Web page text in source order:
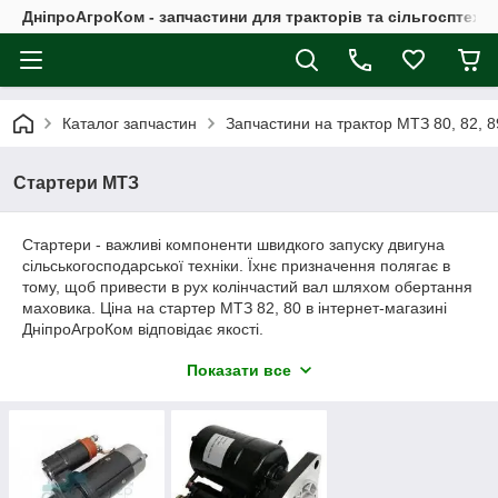
ДніпроАгроКом - запчастини для тракторів та
Каталог запчастин Запчастини на трактор МТЗ 80, 82,
Стартери МТЗ
Стартери - важливі компоненти швидкого запуску двигуна
сільськогосподарської техніки. Їхнє призначення полягає в
тому, щоб привести в рух колінчастий вал шляхом обертання
маховика. Ціна на стартер МТЗ 82, 80 в інтернет-магазині
ДніпроАгроКом відповідає якості.
Купити стартер МТЗ 80 : ціна в Україні
Корпус виконує роль зовнішньої захисної складової.
Магнітний якір створює електромагнітне поле, що
притягує шестірню до зубчастого колеса маховика.
Показати все